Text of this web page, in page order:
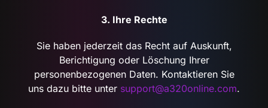
3. Ihre Rechte
Sie haben jederzeit das Recht auf Auskunft,
Berichtigung oder Löschung Ihrer
personenbezogenen Daten. Kontaktieren Sie
uns dazu bitte unter support@a320online.com.